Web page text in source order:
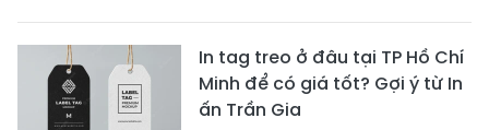
In tag treo ở đâu tại TP Hồ Chí
Minh để có giá tốt? Gợi ý từ In
ấn Trần Gia